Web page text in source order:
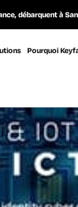
débarquent à
Pourquoi